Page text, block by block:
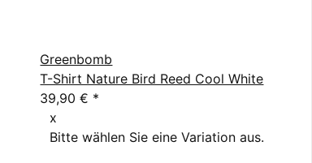
Greenbomb
T-Shirt Nature Bird Reed Cool White
39,90 € *
x
Bitte wählen Sie eine Variation aus.